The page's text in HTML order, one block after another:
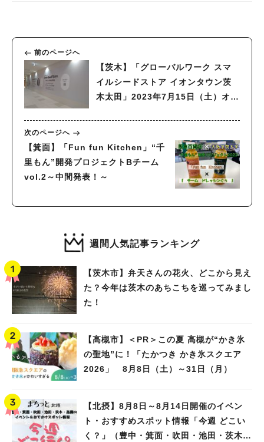
前のページへ
【茨木】「グローバルワーク スマ
イルシードストア イオンタウン茨
木太田」2023年7月15日（土）オー
次のページへ
【箕面】「Fun fun Kitchen」“千
里もん”開発プロジェクトBチーム
vol.2～中間発表！～
週間人気記事ランキング
【茨木市】弁天さんの花火、どこから見え
た？今年は茨木のあちこちを巡ってみまし
た！
【高槻市】＜PR＞この夏 高槻が“かき氷
の聖地”に！「たかつき かき氷スクエア
2026」 8月8日（土）～31日（月）
【北摂】8月8日～8月14日開催のイベン
ト・おすすめスポット情報「今週 どこい
く？」（豊中・箕面・吹田・池田・茨木・